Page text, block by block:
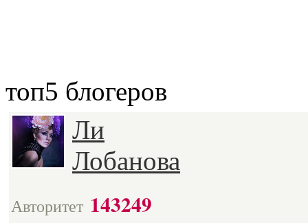
топ5 блогеров
Ли
Лобанова
Авторитет 143249